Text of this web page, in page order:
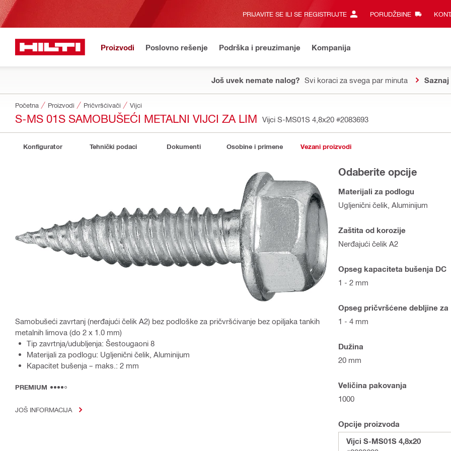
PRIJAVITE SE ILI SE REGISTRUJTE PORUDŽBINE
Proizvodi Poslovno rešenje Podrška i preuzimanje Kompanija
Još uvek nemate nalog? Svi koraci za svega par minuta Saznaj
Početna Proizvodi Pričvršćivači Vijci
S-MS 01S SAMOBUŠEĆI METALNI VIJCI ZA LIM Vijci S-MS01S 4,8x20 #2083693
Konfigurator Tehnički podaci Dokumenti Osobine i primene Vezani proizvodi
Samobušeći zavrtanj (nerđajući čelik A2) bez podloške za pričvršćivanje bez opiljaka tankih
metalnih limova (do 2 x 1.0 mm)
Tip zavrtnja/udubljenja: Šestougaoni 8
Materijali za podlogu: Ugljenični čelik, Aluminijum
Kapacitet bušenja – maks.: 2 mm
PREMIUM
JOŠ INFORMACIJA
Odaberite opcije
Materijali za podlogu
Ugljenični čelik, Aluminijum
Zaštita od korozije
Nerđajući čelik A2
Opseg kapaciteta bušenja DC
1 - 2 mm
Opseg pričvršćene debljine za
1 - 4 mm
Dužina
20 mm
Veličina pakovanja
1000
Opcije proizvoda
Vijci S-MS01S 4,8x20